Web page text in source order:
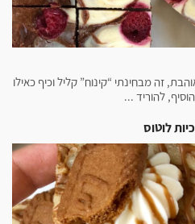
זה מבחינתי “קינוח” קליל וכיף כאילו
להוריד ...
לוטוס